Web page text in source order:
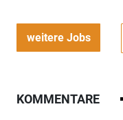
weitere Jobs
KOMMENTARE